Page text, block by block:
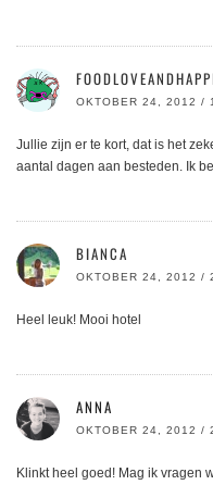
OKTOBER 24, 2012 /
Jullie zijn er te kort, dat is het
aantal dagen aan besteden. Ik
BIANCA
OKTOBER 24, 2012 /
Heel leuk! Mooi hotel
ANNA
OKTOBER 24, 2012 /
Klinkt heel goed! Mag ik vragen